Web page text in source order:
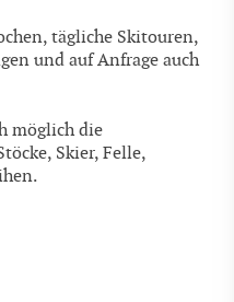
tägliche Skitouren,
und auf Anfrage auch
möglich die
Skier, Felle,